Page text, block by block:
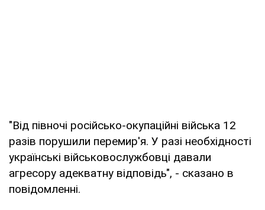
"Від півночі російсько-окупаційні війська 12
разів порушили перемир'я. У разі необхідності
українські військовослужбовці давали
агресору адекватну відповідь", - сказано в
повідомленні.